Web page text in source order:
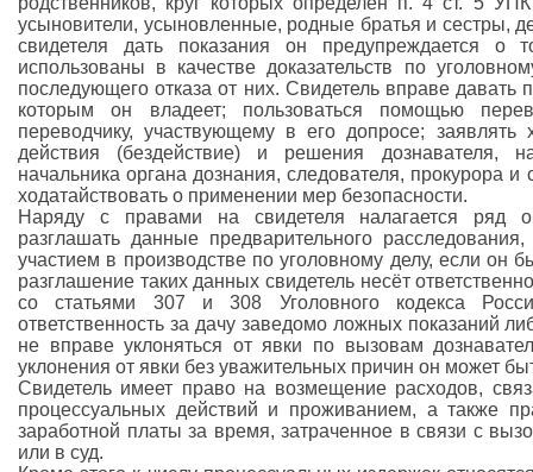
усыновители, усыновленные, родные братья и сестры,
свидетеля дать показания он предупреждается о
использованы в качестве доказательств по
последующего отказа от них. Свидетель вправе давать
которым он владеет; пользоваться помощью
переводчику, участвующему в его допросе;
действия (бездействие) и решения дознавателя,
начальника органа дознания, следователя, прокурора
ходатайствовать о применении мер безопасности.
Наряду с правами на свидетеля налагается ряд
разглашать данные предварительного
участием в производстве по уголовному делу, если он
разглашение таких данных свидетель несёт
со статьями 307 и 308 Уголовного кодекса
ответственность за дачу заведомо ложных показаний
не вправе уклоняться от явки по вызовам
уклонения от явки без уважительных причин он может
Свидетель имеет право на возмещение расходов,
процессуальных действий и проживанием, а также
заработной платы за время, затраченное в связи с
или в суд.